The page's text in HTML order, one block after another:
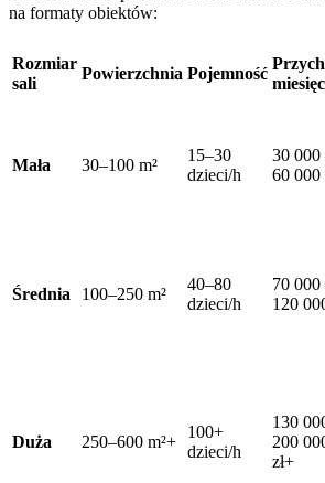
na formaty obiektów:
Rozmiar
sali
Powierzchnia Pojemność
Mała 30–100 m²
15–30
dzieci/h
30 000
60 000
Średnia 100–250 m²
40–80
dzieci/h
70 000
120
Duża 250–600 m²+
100+
dzieci/h
130
200
zł+